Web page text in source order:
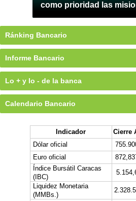
como prioridad las
Ránking Bancario
Informe Bancario
Lo + y lo - de la banca
Calendario Bancario
Indicador Cierre
Dólar oficial
Euro oficial
Índice Bursátil Caracas
(IBC)
Liquidez Monetaria
(MMBs.)